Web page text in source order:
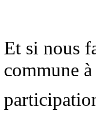
Et si nous
commune